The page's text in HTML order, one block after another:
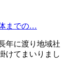
までの…
年に渡り地域社
けてまいりまし